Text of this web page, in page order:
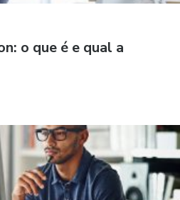
o que é e qual a